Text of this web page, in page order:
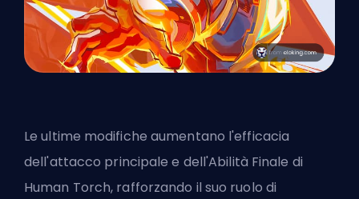
Le ultime modifiche aumentano l'efficacia
dell'attacco principale e dell'Abilità Finale di
Human Torch, rafforzando il suo ruolo di